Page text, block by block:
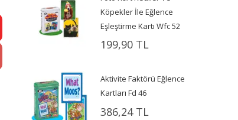
Köpekler İle Eğlence
Eşleştirme Kartı Wfc 52
199,90 TL
Aktivite Faktörü Eğlence
Kartları Fd 46
386,24 TL